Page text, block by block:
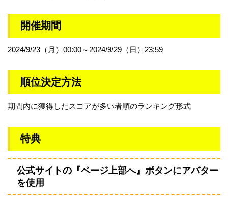
開催期間
2024/9/23（月）00:00～2024/9/29（日）23:59
順位決定方法
期間内に獲得したスコアが多い者順のランキング形式
特典
公式サイトの『ページ上部へ』ボタンにアバター
を使用